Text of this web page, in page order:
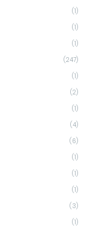
(1)
(1)
(1)
(247)
(1)
(2)
(1)
(4)
(6)
(1)
(1)
(1)
(3)
(1)